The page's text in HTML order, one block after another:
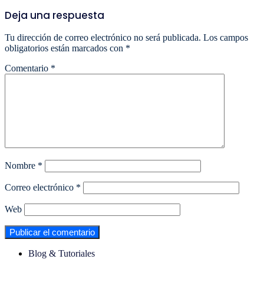
Deja una respuesta
Tu dirección de correo electrónico no será publicada. Los campos
obligatorios están marcados con *
Comentario *
Nombre *
Correo electrónico *
Web
Blog & Tutoriales